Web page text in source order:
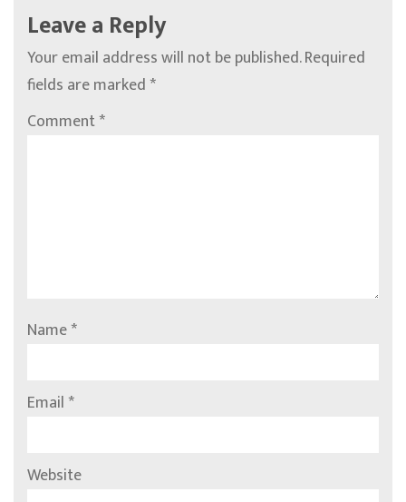
Leave a Reply
Your email address will not be published.Required
fields are marked*
Comment*
Name*
Email*
Website